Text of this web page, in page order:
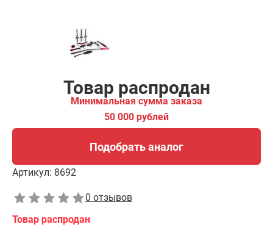
Товар распродан
Минимальная сумма заказа
50 000 рублей
Подобрать аналог
Артикул: 8692
0 отзывов
Товар распродан